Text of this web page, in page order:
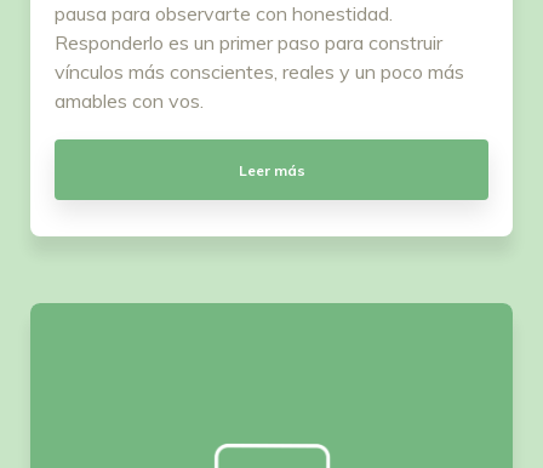
pausa para observarte con honestidad.
Responderlo es un primer paso para construir
vínculos más conscientes, reales y un poco más
amables con vos.
Leer más